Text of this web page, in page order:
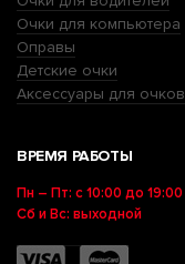
Очки для компьютера
Оправы
Детские очки
Аксессуары для очков
ВРЕМЯ РАБОТЫ
Пн – Пт: с 10:00 до 19:00
Сб и Вс: выходной